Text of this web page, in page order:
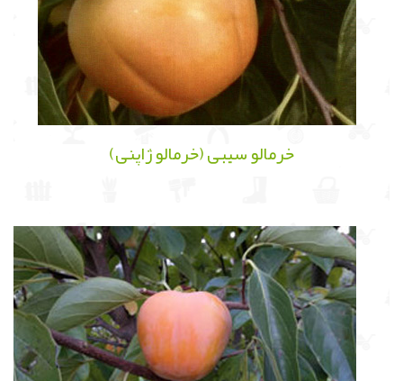
خرمالو سیبی (خرمالو ژاپنی)